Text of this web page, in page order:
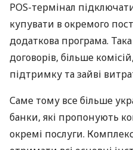
POS-термінал
купувати в окремого
додаткова програма.
договорів, більше
підтримку та зайві
Саме тому все більше
банки, які пропонують
окремі послуги.